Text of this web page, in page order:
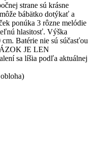
strane sú krásne
bábätko dotýkať a
ponúka 3 rôzne melódie
hlasitosť. Výška
Batérie nie sú súčasťou
JE LEN
sa líšia podľa aktuálnej